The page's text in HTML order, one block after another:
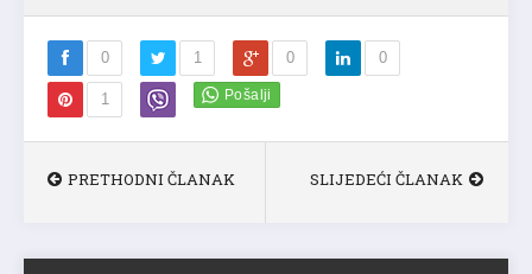
0 1 0 0
1
PRETHODNI ČLANAK SLIJEDEĆI ČLANAK